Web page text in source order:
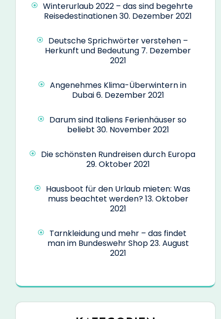
Winterurlaub 2022 – das sind begehrte
Reisedestinationen30. Dezember 2021
Deutsche Sprichwörter verstehen –
Herkunft und Bedeutung 7. Dezember
2021
Angenehmes Klima-Überwintern in
Dubai6. Dezember 2021
Darum sind Italiens Ferienhäuser so
beliebt 30. November 2021
Die schönsten Rundreisen durch Europa
29. Oktober 2021
Hausboot für den Urlaub mieten: Was
muss beachtet werden?13. Oktober
2021
Tarnkleidung und mehr – das findet
man im Bundeswehr Shop23. August
2021